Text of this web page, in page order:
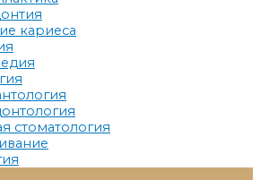
кариеса
стоматология